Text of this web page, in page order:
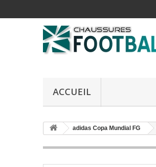
ACCUEIL
adidas Copa Mundial FG